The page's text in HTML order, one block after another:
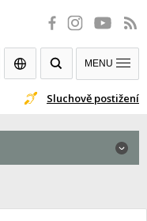
Sluchově postižení
MENU